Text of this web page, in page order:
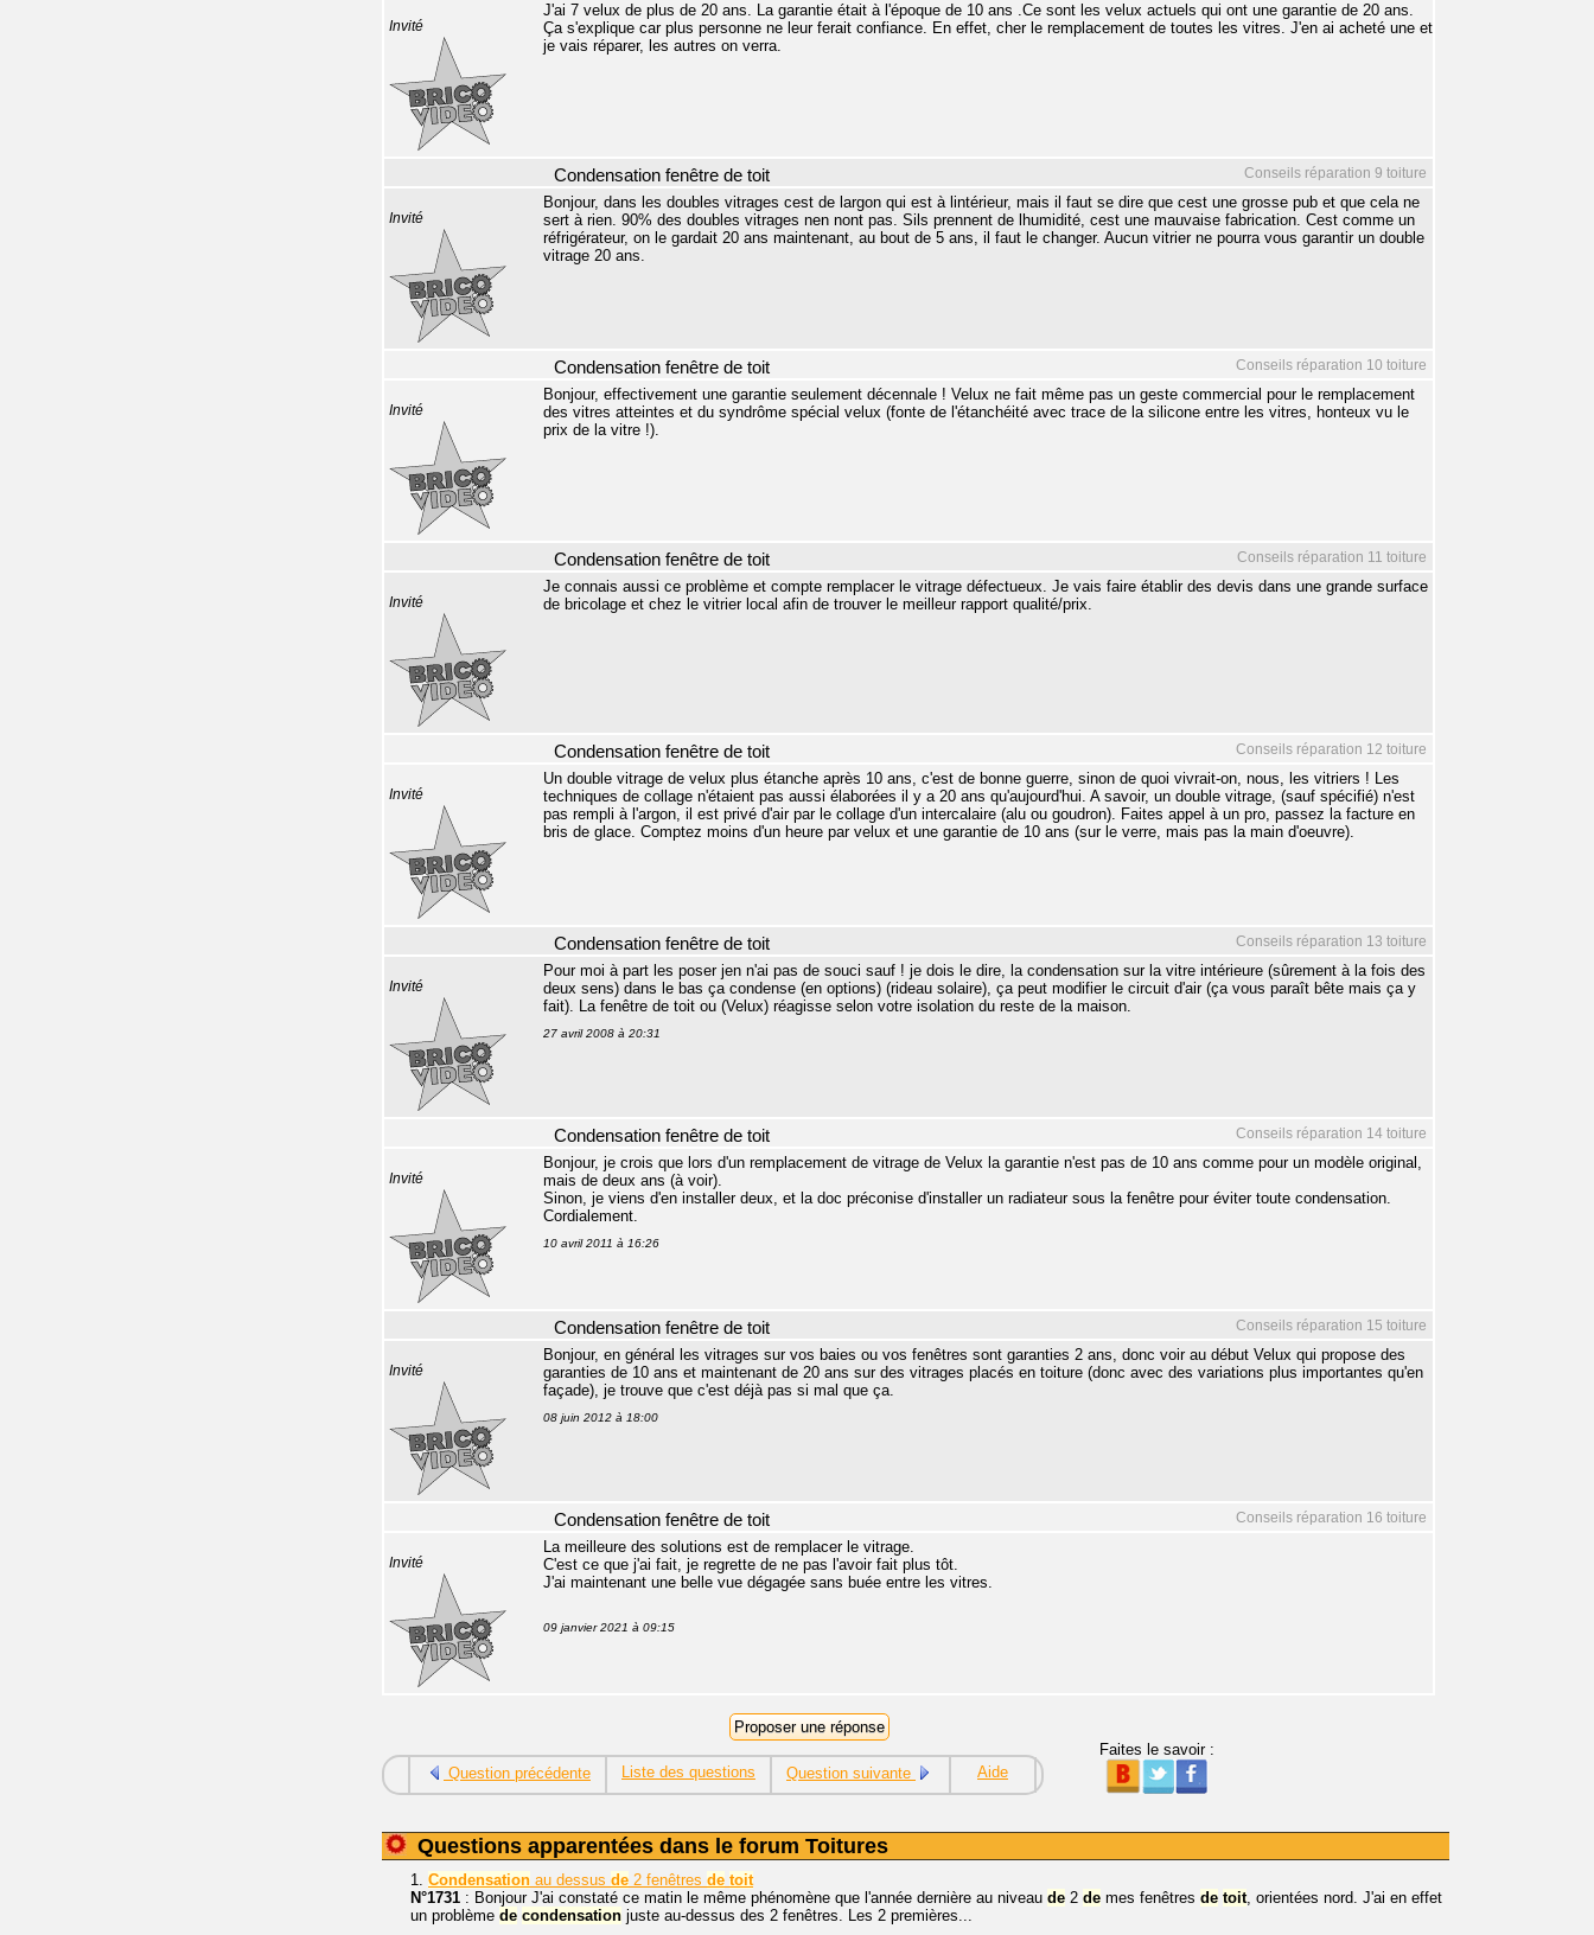
Invité
J'ai 7 velux de plus de 20 ans. La garantie était à l'époque de 10 ans .Ce sont les velux actuels qui ont une garantie de 20 ans.
Ça s'explique car plus personne ne leur ferait confiance. En effet, cher le remplacement de toutes les vitres. J'en ai acheté une et
je vais réparer, les autres on verra.
Conseils réparation 9 toiture
Condensation fenêtre de toit
Invité
Bonjour, dans les doubles vitrages cest de largon qui est à lintérieur, mais il faut se dire que cest une grosse pub et que cela ne
sert à rien. 90% des doubles vitrages nen nont pas. Sils prennent de lhumidité, cest une mauvaise fabrication. Cest comme un
réfrigérateur, on le gardait 20 ans maintenant, au bout de 5 ans, il faut le changer. Aucun vitrier ne pourra vous garantir un double
vitrage 20 ans.
Conseils réparation 10 toiture
Condensation fenêtre de toit
Invité
Bonjour, effectivement une garantie seulement décennale ! Velux ne fait même pas un geste commercial pour le remplacement
des vitres atteintes et du syndrôme spécial velux (fonte de l'étanchéité avec trace de la silicone entre les vitres, honteux vu le
prix de la vitre !).
Conseils réparation 11 toiture
Condensation fenêtre de toit
Invité
Je connais aussi ce problème et compte remplacer le vitrage défectueux. Je vais faire établir des devis dans une grande surface
de bricolage et chez le vitrier local afin de trouver le meilleur rapport qualité/prix.
Conseils réparation 12 toiture
Condensation fenêtre de toit
Invité
Un double vitrage de velux plus étanche après 10 ans, c'est de bonne guerre, sinon de quoi vivrait-on, nous, les vitriers ! Les
techniques de collage n'étaient pas aussi élaborées il y a 20 ans qu'aujourd'hui. A savoir, un double vitrage, (sauf spécifié) n'est
pas rempli à l'argon, il est privé d'air par le collage d'un intercalaire (alu ou goudron). Faites appel à un pro, passez la facture en
bris de glace. Comptez moins d'un heure par velux et une garantie de 10 ans (sur le verre, mais pas la main d'oeuvre).
Conseils réparation 13 toiture
Condensation fenêtre de toit
Invité
Pour moi à part les poser jen n'ai pas de souci sauf ! je dois le dire, la condensation sur la vitre intérieure (sûrement à la fois des
deux sens) dans le bas ça condense (en options) (rideau solaire), ça peut modifier le circuit d'air (ça vous paraît bête mais ça y
fait). La fenêtre de toit ou (Velux) réagisse selon votre isolation du reste de la maison.
27 avril 2008 à 20:31
Conseils réparation 14 toiture
Condensation fenêtre de toit
Invité
Bonjour, je crois que lors d'un remplacement de vitrage de Velux la garantie n'est pas de 10 ans comme pour un modèle original,
mais de deux ans (à voir).
Sinon, je viens d'en installer deux, et la doc préconise d'installer un radiateur sous la fenêtre pour éviter toute condensation.
Cordialement.
10 avril 2011 à 16:26
Conseils réparation 15 toiture
Condensation fenêtre de toit
Invité
Bonjour, en général les vitrages sur vos baies ou vos fenêtres sont garanties 2 ans, donc voir au début Velux qui propose des
garanties de 10 ans et maintenant de 20 ans sur des vitrages placés en toiture (donc avec des variations plus importantes qu'en
façade), je trouve que c'est déjà pas si mal que ça.
08 juin 2012 à 18:00
Conseils réparation 16 toiture
Condensation fenêtre de toit
Invité
La meilleure des solutions est de remplacer le vitrage.
C'est ce que j'ai fait, je regrette de ne pas l'avoir fait plus tôt.
J'ai maintenant une belle vue dégagée sans buée entre les vitres.
09 janvier 2021 à 09:15
Question précédente Liste des questions Question suivante Aide
Faites le savoir :
Questions apparentées dans le forum Toitures
1. Condensation au dessus de 2 fenêtres de toit
N°1731 : Bonjour J'ai constaté ce matin le même phénomène que l'année dernière au niveau de 2 de mes fenêtres de toit, orientées nord. J'ai en effet
un problème de condensation juste au-dessus des 2 fenêtres. Les 2 premières...